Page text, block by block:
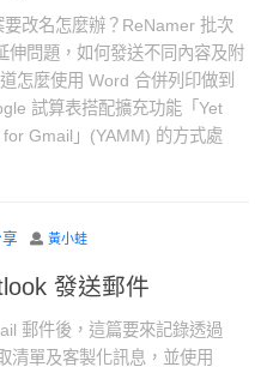
改名怎麼辦？ReNamer 批次
伸問題，如何發送不同內容及附
怎麼使用 Word 合併列印做到
試算表搭配擴充功能「Yet
Gmail」(YAMM) 的方式處
黃小蛙
發送郵件
郵件後，這篇要來記錄透過
清單及客製化訊息，並使用